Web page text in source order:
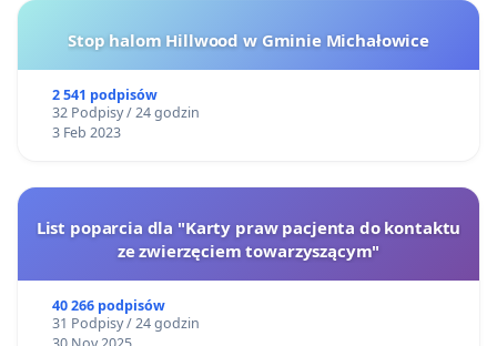
Stop halom Hillwood w Gminie Michałowice
2 541 podpisów
32 Podpisy / 24 godzin
3 Feb 2023
List poparcia dla "Karty praw pacjenta do kontaktu
ze zwierzęciem towarzyszącym"
40 266 podpisów
31 Podpisy / 24 godzin